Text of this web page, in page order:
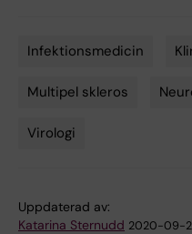
Infektionsmedicin
Multipel skleros
Virologi
Uppdaterad av:
Katarina Sternudd 2020-09-